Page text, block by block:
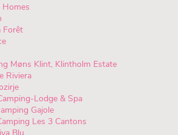
Forêt
Møns Klint, Klintholm Estate
Riviera
Lodge & Spa
Gajole
Les 3 Cantons